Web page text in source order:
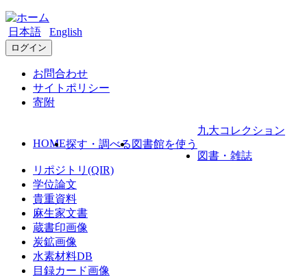
日本語 English
ログイン
お問合わせ
サイトポリシー
寄附
HOME探す・調べる 図書館を使う
九大コレクション
図書・雑誌
リポジトリ(QIR)
学位論文
貴重資料
麻生家文書
蔵書印画像
炭鉱画像
水素材料DB
目録カード画像